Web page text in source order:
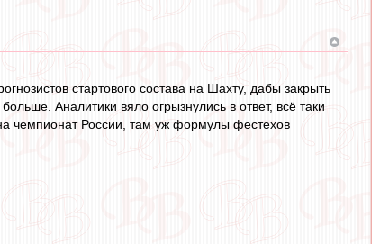
стартового состава на Шахту, дабы закрыть
Аналитики вяло огрызнулись в ответ, всё таки
чемпионат России, там уж формулы фестехов